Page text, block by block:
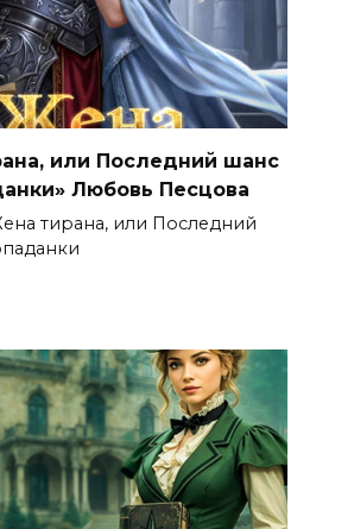
или Последний шанс
Любовь Песцова
тирана, или Последний